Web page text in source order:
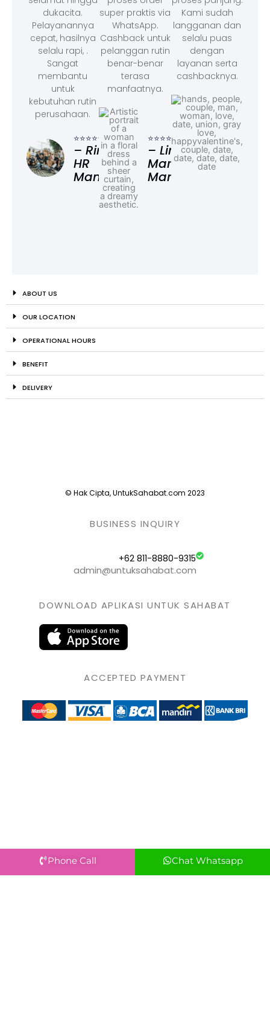
dukacita.
Pelayanannya
cepat, hasilnya
selalu rapi, .
Sangat
membantu
untuk
kebutuhan rutin
perusahaan.
⭐⭐⭐⭐⭐
– Rina,
HR
Manager
super praktis via
WhatsApp.
Cashback untuk
pelanggan rutin
benar-benar
terasa
manfaatnya.
⭐⭐⭐⭐⭐
– Linda,
Marketing
Manager
Kami sudah
langganan dan
selalu puas
dengan
layanan serta
cashbacknya.
ABOUT US
OUR LOCATION
OPERATIONAL HOURS
BENEFIT
DELIVERY
© Hak Cipta, UntukSahabat.com 2023
BUSINESS INQUIRY
+62 811-8880-9315
admin@untuksahabat.com
DOWNLOAD APLIKASI UNTUK SAHABAT
ACCEPTED PAYMENT
Phone Call Chat Whatsapp